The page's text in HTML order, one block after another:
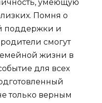
умеющую
Помня о
поддержки и
смогут
жизни в
для всех
только верным